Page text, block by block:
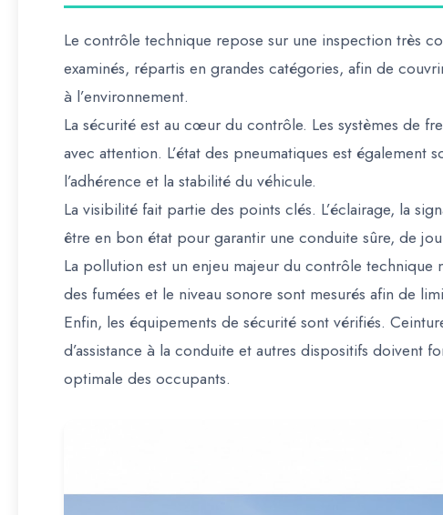
Le contrôle technique repose sur une inspection très
examinés, répartis en grandes catégories, afin de
à l’environnement.
La sécurité est au cœur du contrôle. Les systèmes de
avec attention. L’état des pneumatiques est également
l’adhérence et la stabilité du véhicule.
La visibilité fait partie des points clés. L’éclairage, la
être en bon état pour garantir une conduite sûre, de
La pollution est un enjeu majeur du contrôle technique
des fumées et le niveau sonore sont mesurés afin de
Enfin, les équipements de sécurité sont vérifiés.
d’assistance à la conduite et autres dispositifs
optimale des occupants.